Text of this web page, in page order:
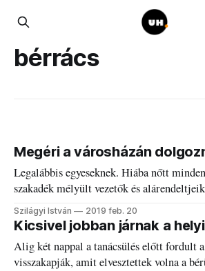
bérrács
Megéri a városházán
Legalábbis egyeseknek. Hiába nőtt
szakadék mélyült vezetők és
Szilágyi István 2019 feb. 20
Kicsivel jobban járnak a
Alig két nappal a tanácsülés előtt fordult
visszakapják, amit elvesztettek volna a